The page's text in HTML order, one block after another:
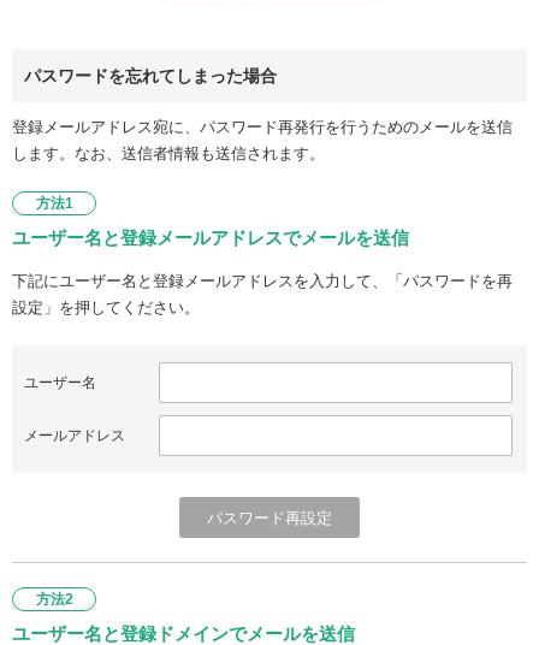
パスワードを忘れてしまった場合
登録メールアドレス宛に、パスワード再発行を行うためのメールを送信
します。なお、送信者情報も送信されます。
方法1
ユーザー名と登録メールアドレスでメールを送信
下記にユーザー名と登録メールアドレスを入力して、「パスワードを再
設定」を押してください。
ユーザー名
メールアドレス
方法2
ユーザー名と登録ドメインでメールを送信